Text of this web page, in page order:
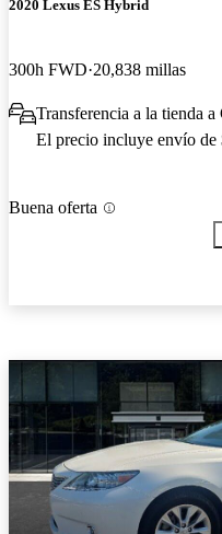
2020 Lexus ES Hybrid
300h FWD 20,838 millas
Transferencia a la tienda
El precio incluye envío de
Buena oferta